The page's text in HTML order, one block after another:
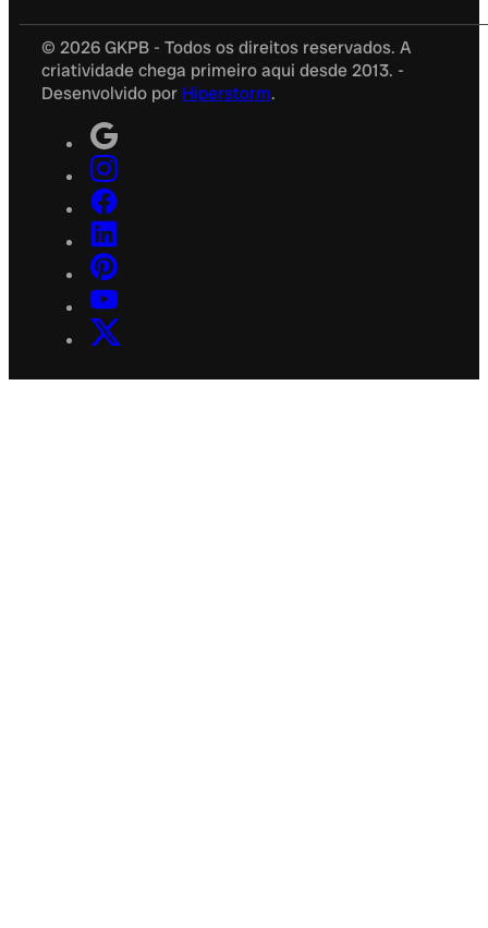
© 2026 GKPB - Todos os direitos reservados. A
criatividade chega primeiro aqui desde 2013. -
Desenvolvido por Hiperstorm.